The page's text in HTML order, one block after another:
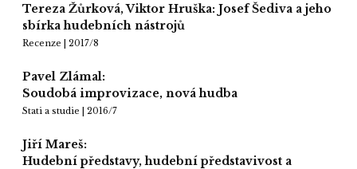
Tereza Žůrková, Viktor Hruška: Josef Šediva a jeho
sbírka hudebních nástrojů
Recenze | 2017/8
Pavel Zlámal:
Soudobá improvizace, nová hudba
Stati a studie | 2016/7
Jiří Mareš:
Hudební představy, hudební představivost a